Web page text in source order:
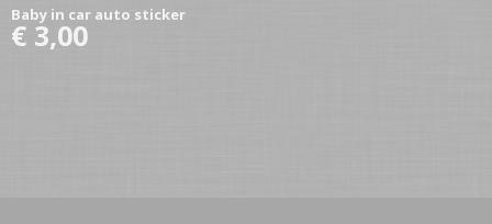
Baby in car auto sticker
€ 3,00